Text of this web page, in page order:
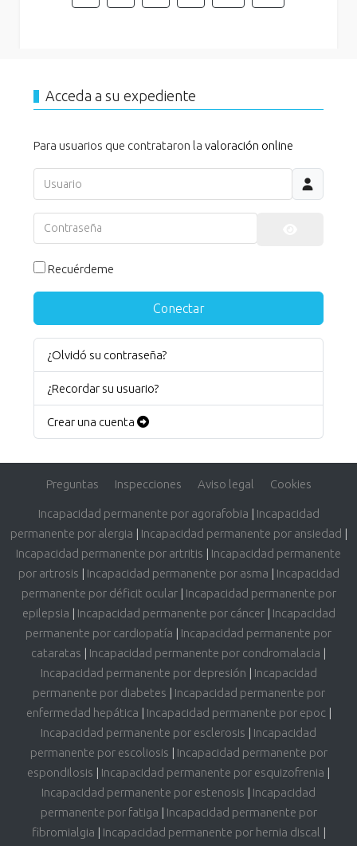
Acceda a su expediente
Para usuarios que contrataron la valoración online
Usuario
Contraseña
Recuérdeme
Conectar
¿Olvidó su contraseña?
¿Recordar su usuario?
Crear una cuenta
Preguntas Inspecciones Aviso legal Cookies
Incapacidad permanente por agorafobia | Incapacidad
permanente por alergia | Incapacidad permanente por ansiedad |
Incapacidad permanente por artritis | Incapacidad permanente
por artrosis | Incapacidad permanente por asma | Incapacidad
permanente por déficit ocular| Incapacidad permanente por
epilepsia | Incapacidad permanente por cáncer| Incapacidad
permanente por cardiopatía | Incapacidad permanente por
cataratas | Incapacidad permanente por condromalacia |
Incapacidad permanente por depresión | Incapacidad
permanente por diabetes | Incapacidad permanente por
enfermedad hepática | Incapacidad permanente por epoc|
Incapacidad permanente por esclerosis | Incapacidad
permanente por escoliosis | Incapacidad permanente por
espondilosis | Incapacidad permanente por esquizofrenia |
Incapacidad permanente por estenosis | Incapacidad
permanente por fatiga | Incapacidad permanente por
fibromialgia | Incapacidad permanente por hernia discal |